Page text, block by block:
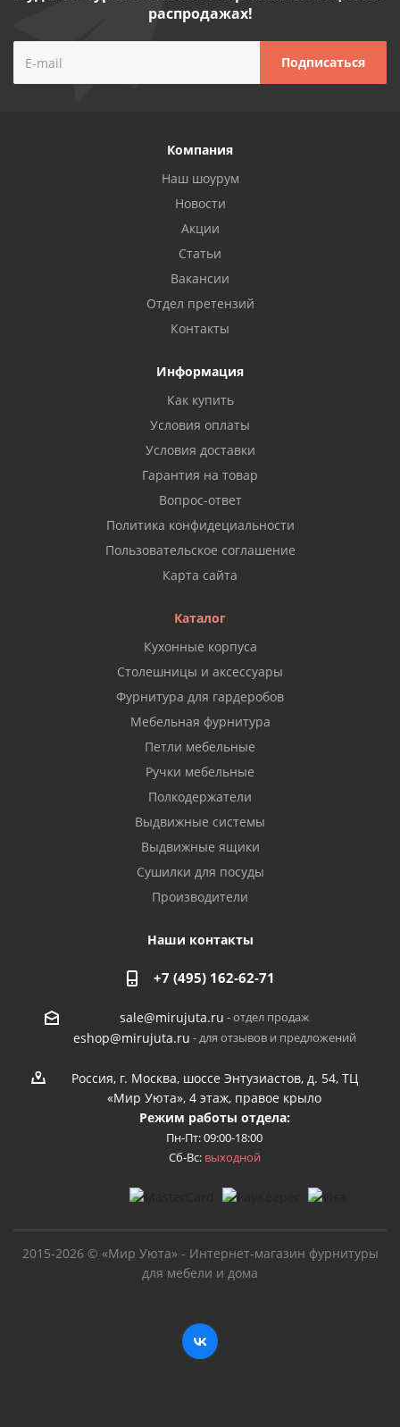
распродажах!
Компания
Наш шоурум
Новости
Акции
Статьи
Вакансии
Отдел претензий
Контакты
Информация
Как купить
Условия оплаты
Условия доставки
Гарантия на товар
Вопрос-ответ
Политика конфидециальности
Пользовательское соглашение
Карта сайта
Каталог
Кухонные корпуса
Столешницы и аксессуары
Фурнитура для гардеробов
Мебельная фурнитура
Петли мебельные
Ручки мебельные
Полкодержатели
Выдвижные системы
Выдвижные ящики
Сушилки для посуды
Производители
Наши контакты
+7 (495) 162-62-71
sale@mirujuta.ru - отдел продаж
eshop@mirujuta.ru - для отзывов и предложений
Россия, г. Москва, шоссе Энтузиастов, д. 54, ТЦ
«Мир Уюта», 4 этаж, правое крыло
Режим работы отдела:
Пн-Пт: 09:00-18:00
Сб-Вс: выходной
2015-2026 © «Мир Уюта» - Интернет-магазин фурнитуры
для мебели и дома